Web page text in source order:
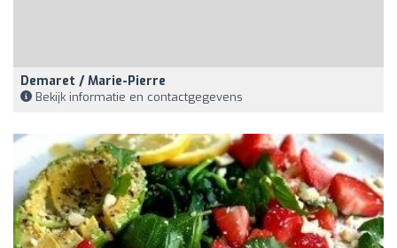
Demaret / Marie-Pierre
Bekijk informatie en contactgegevens